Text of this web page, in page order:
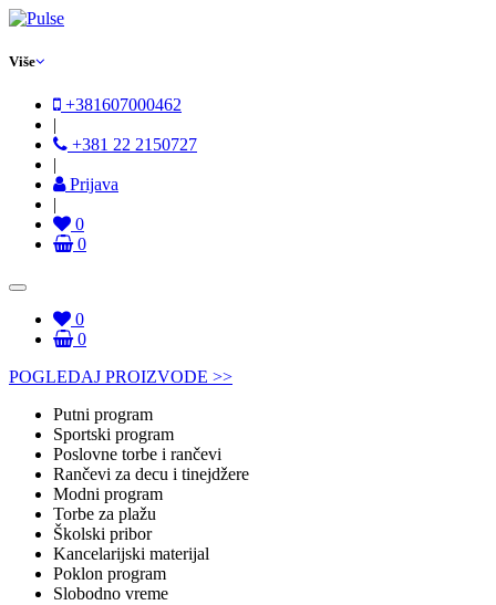
Više
+381607000462
|
+381 22 2150727
|
Prijava
|
0
0
0
0
POGLEDAJ PROIZVODE >>
Putni program
Sportski program
Poslovne torbe i rančevi
Rančevi za decu i tinejdžere
Modni program
Torbe za plažu
Školski pribor
Kancelarijski materijal
Poklon program
Slobodno vreme